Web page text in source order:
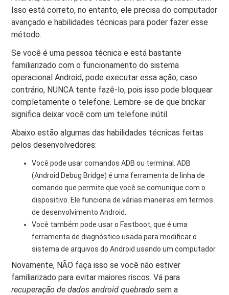
Isso está correto, no entanto, ele precisa do computador
avançado e habilidades técnicas para poder fazer esse
método.
Se você é uma pessoa técnica e está bastante
familiarizado com o funcionamento do sistema
operacional Android, pode executar essa ação, caso
contrário, NUNCA tente fazê-lo, pois isso pode bloquear
completamente o telefone. Lembre-se de que brickar
significa deixar você com um telefone inútil.
Abaixo estão algumas das habilidades técnicas feitas
pelos desenvolvedores:
Você pode usar comandos ADB ou terminal. ADB
(Android Debug Bridge) é uma ferramenta de linha de
comando que permite que você se comunique com o
dispositivo. Ele funciona de várias maneiras em termos
de desenvolvimento Android.
Você também pode usar o Fastboot, que é uma
ferramenta de diagnóstico usada para modificar o
sistema de arquivos do Android usando um computador.
Novamente, NÃO faça isso se você não estiver
familiarizado para evitar maiores riscos. Vá para
recuperação de dados android quebrado sem a